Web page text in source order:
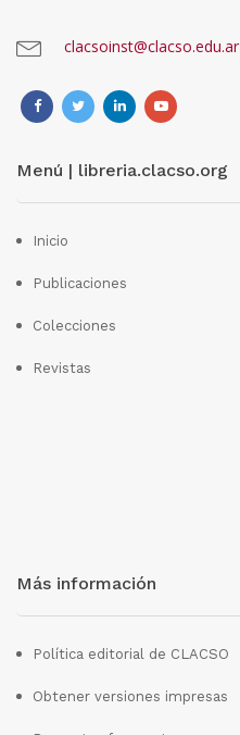
clacsoinst@clacso.edu.ar
Menú | libreria.clacso.org
Inicio
Publicaciones
Colecciones
Revistas
Más información
Política editorial de CLACSO
Obtener versiones impresas